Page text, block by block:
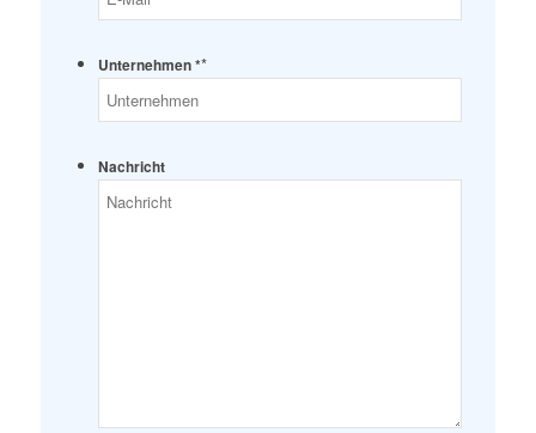
Unternehmen **
Nachricht